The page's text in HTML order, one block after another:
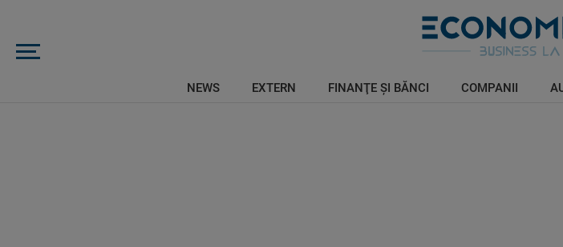
NEWS EXTERN FINANŢE ŞI BĂNCI COMPANII